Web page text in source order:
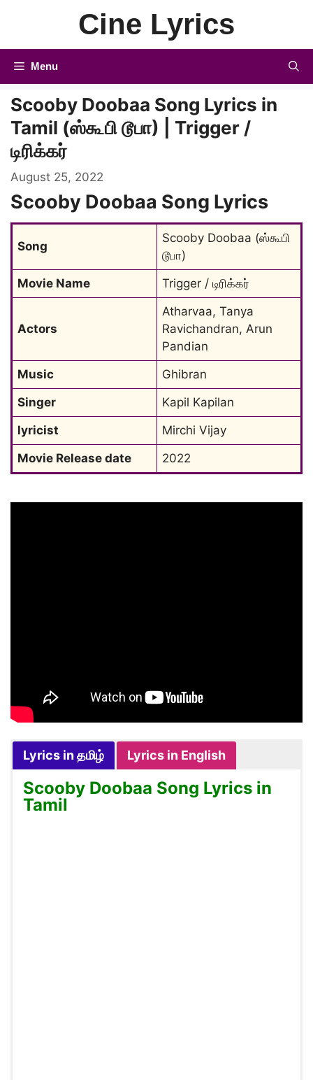
Cine Lyrics
Menu
Scooby Doobaa Song Lyrics in
Tamil (ஸ்கூபி டூபா) | Trigger /
டிரிக்கர்
August 25, 2022
Scooby Doobaa Song Lyrics
Song
Scooby Doobaa (ஸ்கூபி
டூபா)
Movie Name
Trigger / டிரிக்கர்
Actors
Atharvaa, Tanya
Ravichandran, Arun
Pandian
Music
Ghibran
Singer
Kapil Kapilan
lyricist
Mirchi Vijay
Movie Release date
2022
Lyrics in தமிழ் Lyrics in English
Scooby Doobaa Song Lyrics in
Tamil